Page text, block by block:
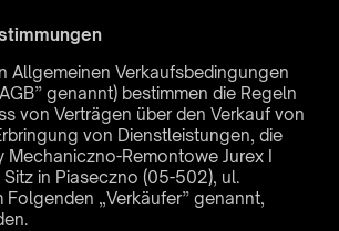
Allgemeinen Verkaufsbedingungen
genannt) bestimmen die Regeln
von Verträgen über den Verkauf von
von Dienstleistungen, die
Mechaniczno-Remontowe Jurex I
Sitz in Piaseczno (05-502), ul.
Folgenden „Verkäufer” genannt,